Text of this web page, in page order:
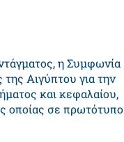
η Συμφωνία
Αιγύπτου για την
και κεφαλαίου,
οποίας σε πρωτότυπο